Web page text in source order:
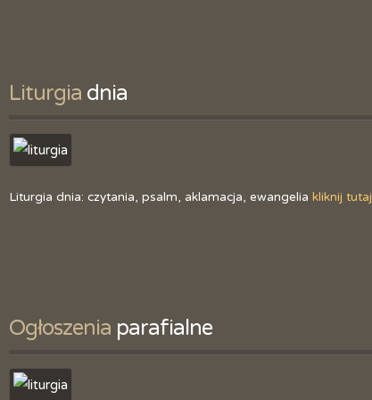
Liturgia dnia
Liturgia dnia: czytania, psalm, aklamacja, ewangelia kliknij tutaj
Ogłoszenia parafialne